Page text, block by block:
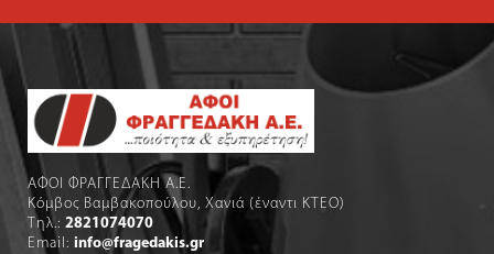
ΑΦΟΙ ΦΡΑΓΓΕΔΑΚΗ Α.Ε.
Κόμβος Βαμβακοπούλου, Χανιά (έναντι ΚΤΕΟ)
Τηλ.: 2821074070
Email: info@fragedakis.gr